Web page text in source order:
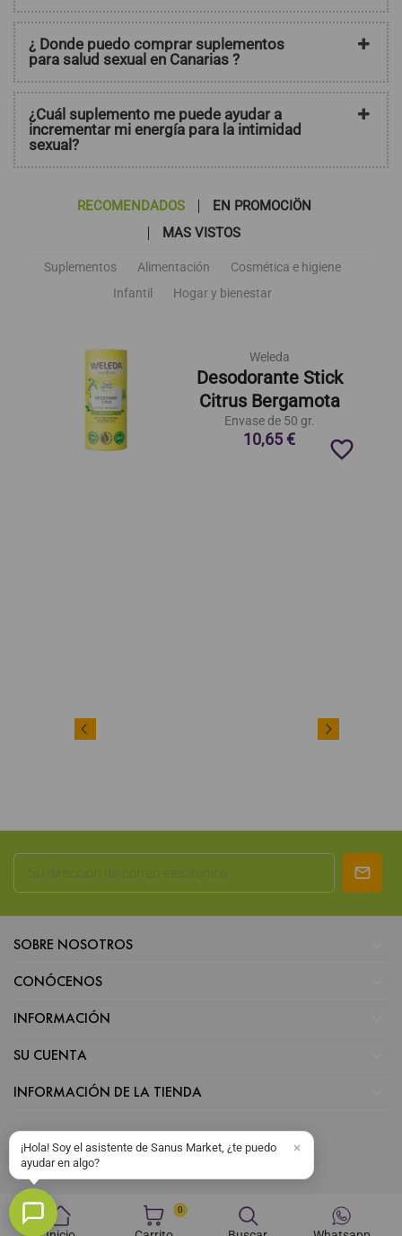
0
¿ Donde puedo comprar suplementos
para salud sexual en Canarias ?
¿Cuál suplemento me puede ayudar a
incrementar mi energía para la intimidad
sexual?
RECOMENDADOS
EN PROMOCIÖN
MAS VISTOS
Suplementos Alimentación
Cosmética e higiene
Infantil
Hogar y bienestar
Weleda
Desodorante Stick
Citrus Bergamota
Envase de 50 gr.
10,65 € favorite_border
SOBRE NOSOTROS
CONÓCENOS
INFORMACIÓN
SU CUENTA
INFORMACIÓN DE LA TIENDA
¡Hola! Soy el asistente de Sanus Market, ¿te puedo
ayudar en algo?